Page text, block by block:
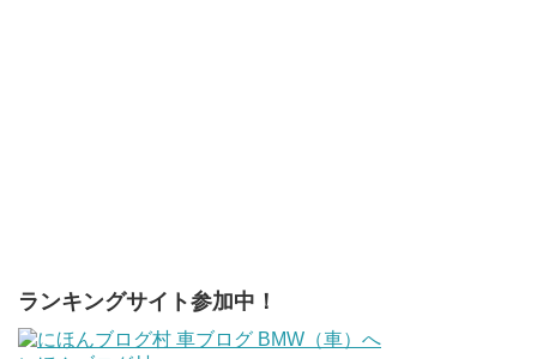
ランキングサイト参加中！